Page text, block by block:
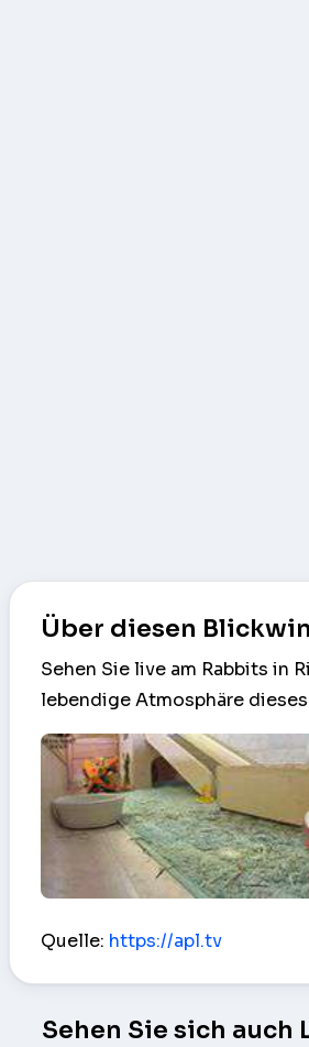
Über diesen
Sehen Sie live am Rabbits in
lebendige Atmosphäre
Quelle: https://apl.tv
Sehen Sie sich auch